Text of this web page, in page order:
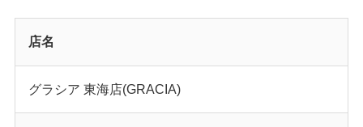
店名
グラシア 東海店(GRACIA)